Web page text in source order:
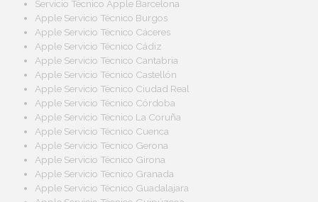
Servicio Técnico Apple Barcelona
Apple Servicio Técnico Burgos
Apple Servicio Técnico Cáceres
Apple Servicio Técnico Cádiz
Apple Servicio Técnico Cantabria
Apple Servicio Técnico Castellón
Apple Servicio Técnico Ciudad Real
Apple Servicio Técnico Córdoba
Apple Servicio Técnico La Coruña
Apple Servicio Técnico Cuenca
Apple Servicio Técnico Gerona
Apple Servicio Técnico Girona
Apple Servicio Técnico Granada
Apple Servicio Técnico Guadalajara